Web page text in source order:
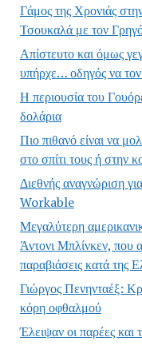
Γάμος της Χρονιάς
Τσουκαλά με τον
Απίστευτο και όμως
υπήρχε… οδηγός να τον
Η περιουσία του
δολάρια
Πιο πιθανό είναι να
στο σπίτι τους ή στην
Διεθνής αναγνώριση
Workable
Μεγαλύτερη
Άντονι Μπλίνκεν, που
παραβιάσεις κατά της
Γιώργος Πενηνταέξ:
κόρη οφθαλμού
Έλειψαν οι παρέες